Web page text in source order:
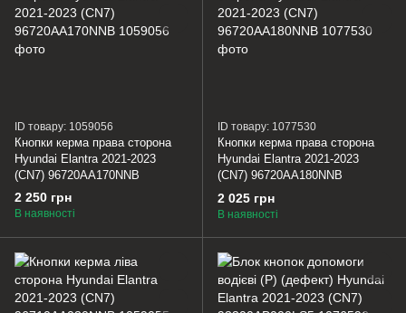
ID товару: 1059056
Кнопки керма права сторона
Hyundai Elantra 2021-2023
(CN7) 96720AA170NNB
2 250 грн
В наявності
ID товару: 1077530
Кнопки керма права сторона
Hyundai Elantra 2021-2023
(CN7) 96720AA180NNB
2 025 грн
В наявності